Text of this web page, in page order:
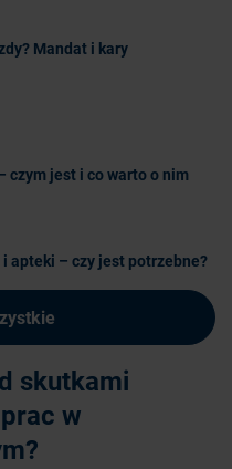
Mandat i kary
czym jest i co warto o nim
apteki – czy jest potrzebne?
skutkami
w